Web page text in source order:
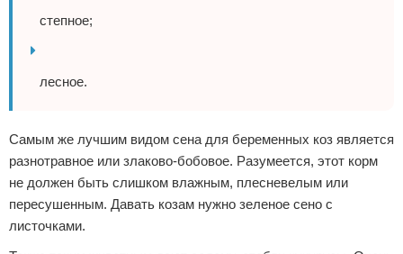
степное;
лесное.
Самым же лучшим видом сена для беременных коз является
разнотравное или злаково-бобовое. Разумеется, этот корм
не должен быть слишком влажным, плесневелым или
пересушенным. Давать козам нужно зеленое сено с
листочками.